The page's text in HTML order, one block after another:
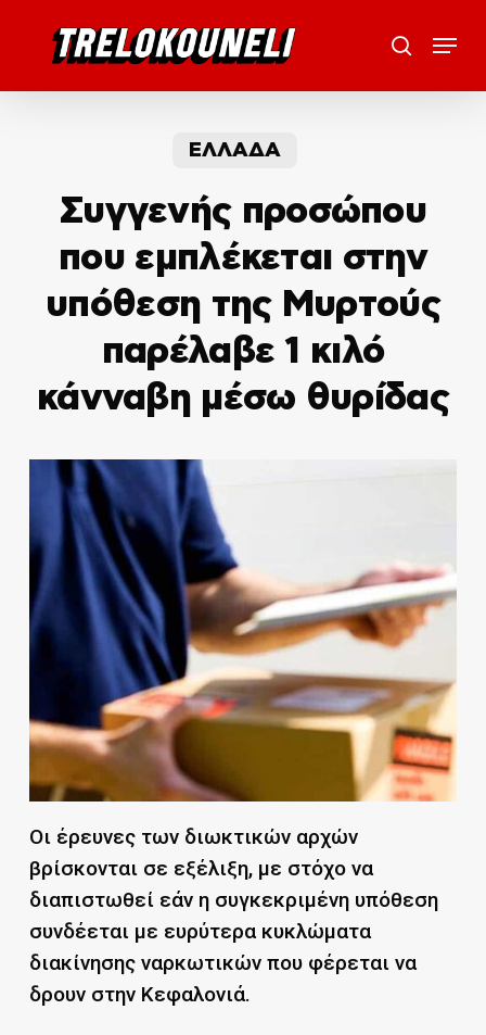
search
Menu
ΕΛΛΑΔΑ
Συγγενής προσώπου
που εμπλέκεται στην
υπόθεση της Μυρτούς
παρέλαβε 1 κιλό
κάνναβη μέσω θυρίδας
Οι έρευνες των διωκτικών αρχών
βρίσκονται σε εξέλιξη, με στόχο να
διαπιστωθεί εάν η συγκεκριμένη υπόθεση
συνδέεται με ευρύτερα κυκλώματα
διακίνησης ναρκωτικών που φέρεται να
δρουν στην Κεφαλονιά.